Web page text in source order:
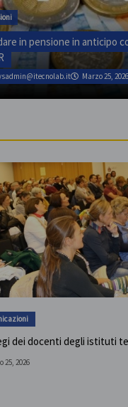
in pensione in anticipo
Marzo 25, 2026
dei docenti degli istituti
25, 2026